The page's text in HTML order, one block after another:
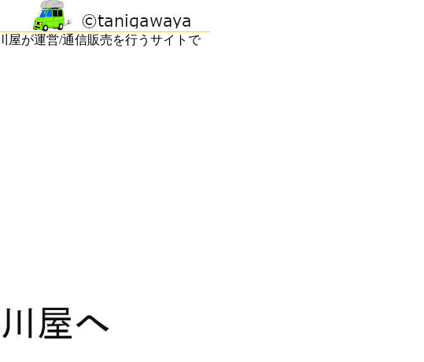
屋が運営/通信販売を行うサイトで